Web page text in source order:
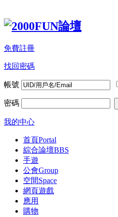
免費註冊
找回密碼
帳號
密碼
我的中心
首頁Portal
綜合論壇BBS
手遊
公會Group
空間Space
網頁遊戲
應用
購物